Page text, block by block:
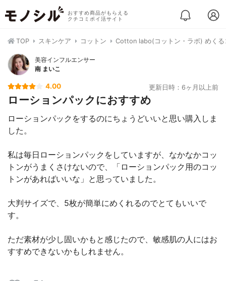
おすすめ商品がもらえる
クチコミポイ活サイト
TOP スキンケア コットン Cotton labo(コットン・ラボ) めくる
美容インフルエンサー
南 まいこ
4.00 更新日時：6ヶ月以上前
ローションパックにおすすめ
ローションパックをするのにちょうどいいと思い購入しま
した。
私は毎日ローションパックをしていますが、なかなかコッ
トンがうまくさけないので、「ローションパック用のコッ
トンがあればいいな」と思っていました。
大判サイズで、5枚が簡単にめくれるのでとてもいいで
す。
ただ素材が少し固いかもと感じたので、敏感肌の人にはお
すすめできないかもしれません。